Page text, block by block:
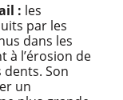
: les
par les
dans les
à l’érosion de
Son
un